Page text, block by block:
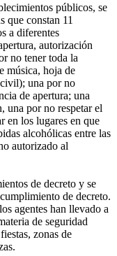
públicos, se
que constan 11
a diferentes
autorización
no tener toda la
música, hoja de
una por no
de apertura; una
una por no respetar el
en los lugares en que
alcohólicas entre las
autorizado al
de decreto y se
de decreto.
agentes han llevado a
de seguridad
zonas de